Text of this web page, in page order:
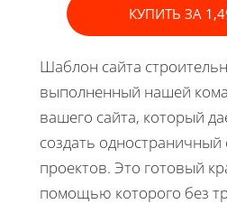
КУПИТЬ ЗА
Шаблон сайта
выполненный нашей
вашего сайта, который
создать одностраничный
проектов. Это готовый
помощью которого без